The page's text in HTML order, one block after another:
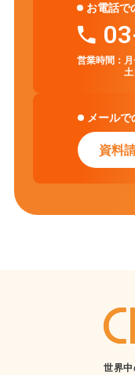
お電話で
営業時間：
土
メール
資料
世界中